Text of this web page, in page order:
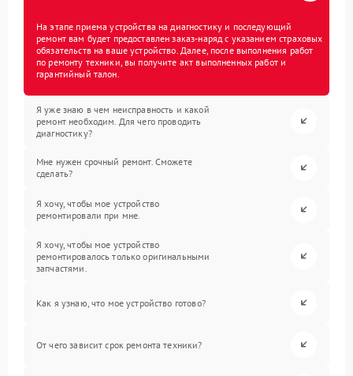
На этапе приема устройства на диагностику и последующий
ремонт вам будет предоставлен заказ-наряд с указанием страховых
обязательств на ваше устройство. Далее, после выполнения работ
по ремонту техники, вы получите акт выполненных работ и
гарантийный талон.
Я уже знаю в чем неисправность и какой
ремонт необходим. Для чего проводить
диагностику?
Мне нужен срочный ремонт. Сможете
сделать?
Я хочу, чтобы мое устройство
ремонтировали при мне.
Я хочу, чтобы мое устройство
ремонтировалось только оригинальными
запчастями.
Как я узнаю, что мое устройство готово?
От чего зависит срок ремонта техники?